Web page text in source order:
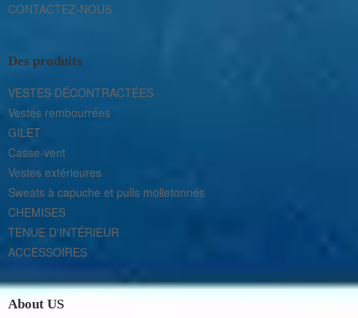
CONTACTEZ-NOUS
Des produits
VESTES DÉCONTRACTÉES
Vestes rembourrées
GILET
Casse-vent
Vestes extérieures
Sweats à capuche et pulls molletonnés
CHEMISES
TENUE D'INTÉRIEUR
ACCESSOIRES
About US